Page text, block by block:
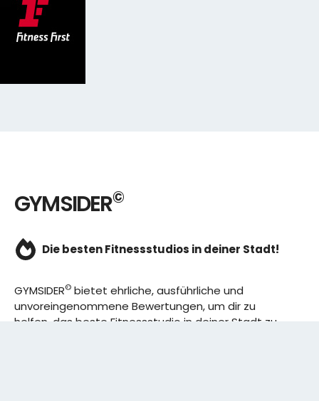
GYMSIDER©
Die besten Fitnessstudios in deiner Stadt!
GYMSIDER© bietet ehrliche, ausführliche und
unvoreingenommene Bewertungen, um dir zu
helfen, das beste Fitnessstudio in deiner Stadt zu